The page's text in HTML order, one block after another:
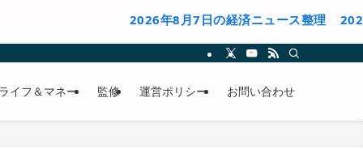
2026年8月7日の経済ニュース整理 2026年8月5日
イフ＆マネー 監修 運営ポリシー お問い合わせ